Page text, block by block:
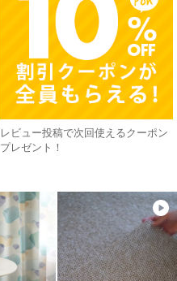
レビュー投稿で次回使えるクーポン
プレゼント！